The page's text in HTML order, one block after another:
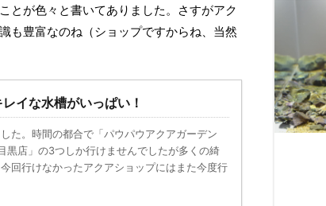
とが色々と書いてありました。さすがアク
も豊富なのね（ショップですからね、当然
イな水槽がいっぱい！
た。時間の都合で「パウパウアクアガーデン
黒店」の3つしか行けませんでしたが多くの綺
回行けなかったアクアショップにはまた今度行